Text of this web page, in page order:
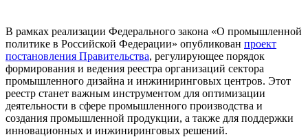
В рамках реализации Федерального закона «О промышленной
политике в Российской Федерации» опубликован проект
постановления Правительства, регулирующее порядок
формирования и ведения реестра организаций сектора
промышленного дизайна и инжиниринговых центров. Этот
реестр станет важным инструментом для оптимизации
деятельности в сфере промышленного производства и
создания промышленной продукции, а также для поддержки
инновационных и инжиниринговых решений.